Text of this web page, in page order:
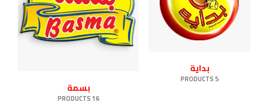
بداية
5 PRODUCTS
بسمة
16 PRODUCTS